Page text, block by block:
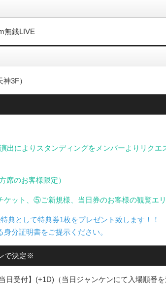
無銭LIVE
3F）
によりスタンディングをメンバーよりリクエ
のお客様限定）
ット、⑤ご新規様、当日券のお客様の観覧エリ
典として特典券1枚をプレゼント致します！！
分証明書をご提示ください。
で決定※
日受付】(+1D)（当日ジャンケンにて入場順番を